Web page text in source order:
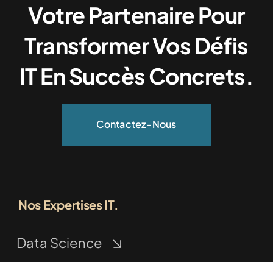
Votre Partenaire Pour
Transformer Vos Défis
IT En Succès Concrets.
Contactez-Nous
Nos Expertises IT.
Data Science